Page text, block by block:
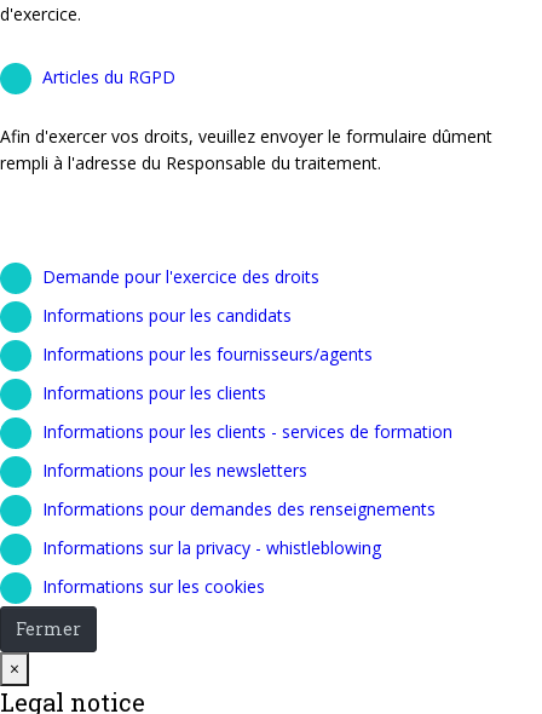
d'exercice.
Articles du RGPD
Afin d'exercer vos droits, veuillez envoyer le formulaire dûment
rempli à l'adresse du Responsable du traitement.
Demande pour l'exercice des droits
Informations pour les candidats
Informations pour les fournisseurs/agents
Informations pour les clients
Informations pour les clients - services de formation
Informations pour les newsletters
Informations pour demandes des renseignements
Informations sur la privacy - whistleblowing
Informations sur les cookies
Fermer
×
Legal notice